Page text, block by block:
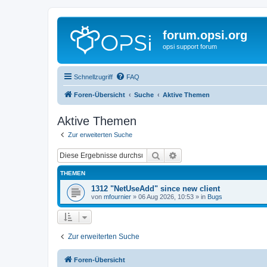
forum.opsi.org
opsi support forum
Schnellzugriff FAQ
Foren-Übersicht Suche Aktive Themen
Aktive Themen
Zur erweiterten Suche
Suche
THEMEN
1312 "NetUseAdd" since new client
von mfournier » 06 Aug 2026, 10:53 » in Bugs
Zur erweiterten Suche
Foren-Übersicht